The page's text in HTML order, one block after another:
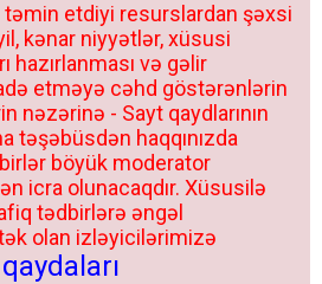
təmin etdiyi resurslardan şəxsi
kənar niyyətlər, xüsusi
hazırlanması və gəlir
etməyə cəhd göstərənlərin
nəzərinə - Sayt qaydlarının
təşəbüsdən haqqınızda
böyük moderator
icra olunacaqdır. Xüsusilə
tədbirlərə əngəl
olan izləyicilərimizə